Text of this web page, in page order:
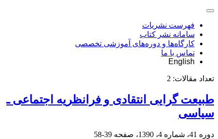
فهرست نشریات
سامانه نشر کتاب
کارگاه‌ها و دوره‌های آموزشی تخصصی
تماس با ما
English
تعداد مقالات: 2
طبیعت گرایی انتقادی و فرانظریه اجتماعی ـ
سیاسی
دوره 41، شماره 4، 1390، صفحه 39-58